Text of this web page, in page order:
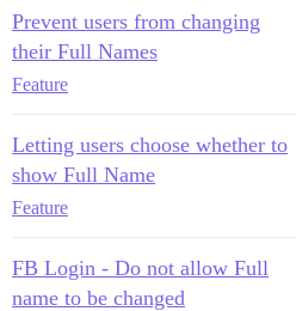
Prevent users from changing
their Full Names
Feature
Letting users choose whether to
show Full Name
Feature
FB Login - Do not allow Full
name to be changed